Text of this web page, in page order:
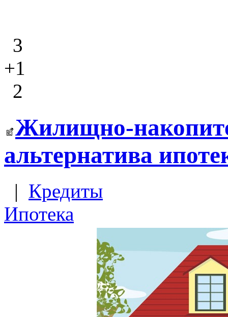
3
+1
2
Жилищно-
альтернатива
| Кредиты
Ипотека